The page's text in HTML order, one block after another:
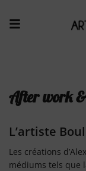
After work
L’artiste
Les créations
médiums tels que